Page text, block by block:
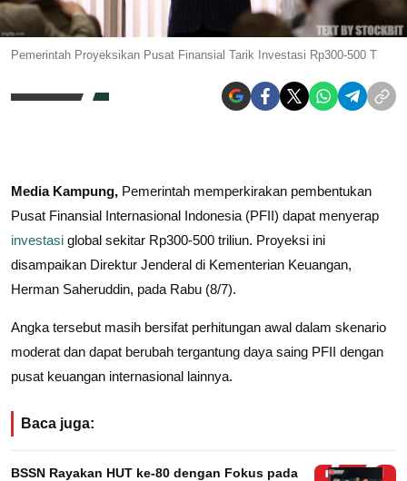
Pemerintah Proyeksikan Pusat Finansial Tarik Investasi Rp300-500 T
Media Kampung, Pemerintah memperkirakan pembentukan
Pusat Finansial Internasional Indonesia (PFII) dapat menyerap
investasi global sekitar Rp300-500 triliun. Proyeksi ini
disampaikan Direktur Jenderal di Kementerian Keuangan,
Herman Saheruddin, pada Rabu (8/7).
Angka tersebut masih bersifat perhitungan awal dalam skenario
moderat dan dapat berubah tergantung daya saing PFII dengan
pusat keuangan internasional lainnya.
Baca juga:
BSSN Rayakan HUT ke-80 dengan Fokus pada